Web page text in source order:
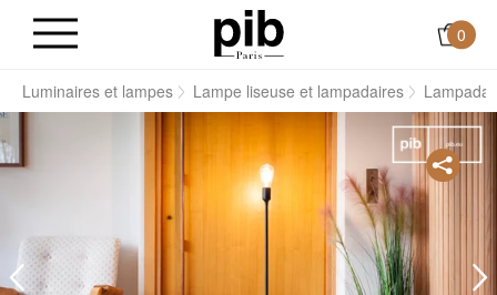
0
Luminaires et lampes Lampe liseuse et lampadaires